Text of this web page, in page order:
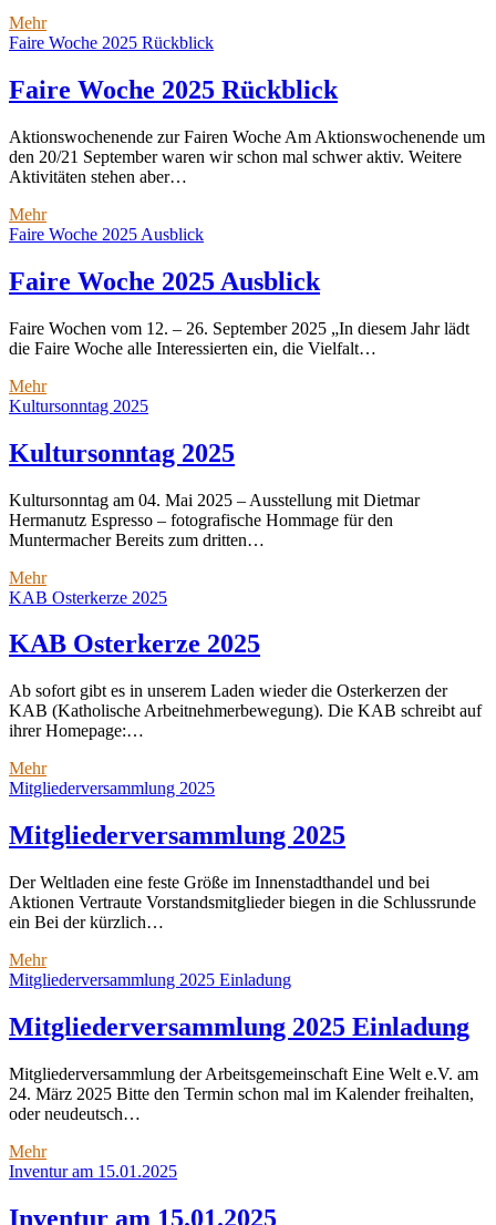
MehrFaire
Modenschau
Faire Woche 2025 Rückblick
Faire Woche 2025 Rückblick
Aktionswochenende zur Fairen Woche Am Aktionswochenende um
den 20/21 September waren wir schon mal schwer aktiv. Weitere
Aktivitäten stehen aber…
MehrFaire
Woche
Rückblick
Faire Woche 2025 Ausblick
Faire Woche 2025 Ausblick
Faire Wochen vom 12. – 26. September 2025 „In diesem Jahr lädt
die Faire Woche alle Interessierten ein, die Vielfalt…
MehrFaire
Woche
Ausblick
Kultursonntag 2025
Kultursonntag 2025
Kultursonntag am 04. Mai 2025 – Ausstellung mit Dietmar
Hermanutz Espresso – fotografische Hommage für den
Muntermacher Bereits zum dritten…
MehrKultursonntag
2025
KAB Osterkerze 2025
KAB Osterkerze 2025
Ab sofort gibt es in unserem Laden wieder die Osterkerzen der
KAB (Katholische Arbeitnehmerbewegung). Die KAB schreibt auf
ihrer Homepage:…
MehrKAB
Osterkerze
Mitgliederversammlung 2025
Mitgliederversammlung 2025
Der Weltladen eine feste Größe im Innenstadthandel und bei
Aktionen Vertraute Vorstandsmitglieder biegen in die Schlussrunde
ein Bei der kürzlich…
MehrMitgliederversammlung
2025
Mitgliederversammlung 2025 Einladung
Mitgliederversammlung 2025 Einladung
Mitgliederversammlung der Arbeitsgemeinschaft Eine Welt e.V. am
24. März 2025 Bitte den Termin schon mal im Kalender freihalten,
oder neudeutsch…
MehrMitgliederversammlung
2025
Inventur am 15.01.2025
Inventur am 15.01.2025